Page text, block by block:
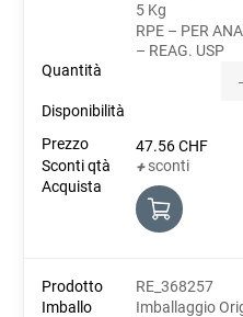
5 Kg
RPE – PER
– REAG. USP
47.56CHF
+sconti
RE_368257
Imballaggio